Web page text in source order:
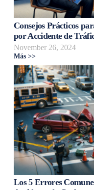
Consejos Prácticos
por Accidente de
November 26, 2024
Más >>
Los 5 Errores